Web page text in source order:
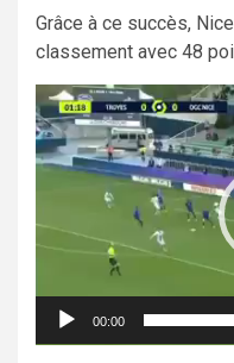
Grâce à ce succès,
classement avec 48
Lecteur
vidéo
00:00